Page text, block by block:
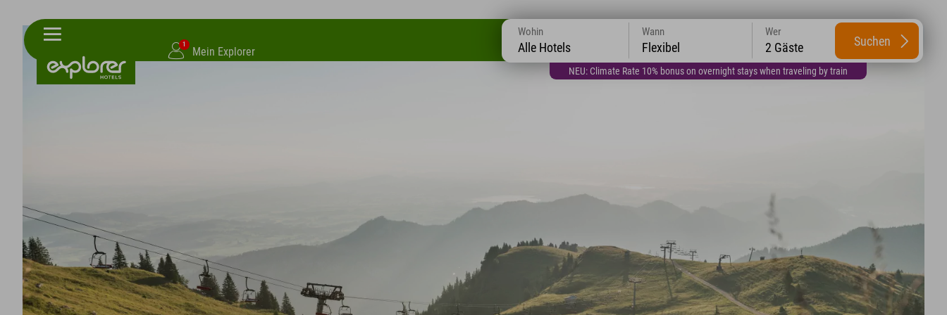
1
Mein Explorer
NEU: Climate Rate 10% bonus on overnight stays when traveling by train
Wohin
Alle Hotels
Wann
Flexibel
Wer
2 Gäste Suchen